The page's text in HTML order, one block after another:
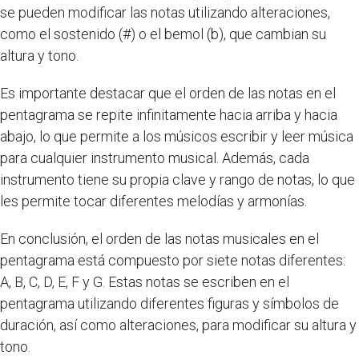
se pueden modificar las notas utilizando alteraciones,
como el sostenido (#) o el bemol (b), que cambian su
altura y tono.
Es importante destacar que el orden de las notas en el
pentagrama se repite infinitamente hacia arriba y hacia
abajo, lo que permite a los músicos escribir y leer música
para cualquier instrumento musical. Además, cada
instrumento tiene su propia clave y rango de notas, lo que
les permite tocar diferentes melodías y armonías.
En conclusión, el orden de las notas musicales en el
pentagrama está compuesto por siete notas diferentes:
A, B, C, D, E, F y G. Estas notas se escriben en el
pentagrama utilizando diferentes figuras y símbolos de
duración, así como alteraciones, para modificar su altura y
tono.